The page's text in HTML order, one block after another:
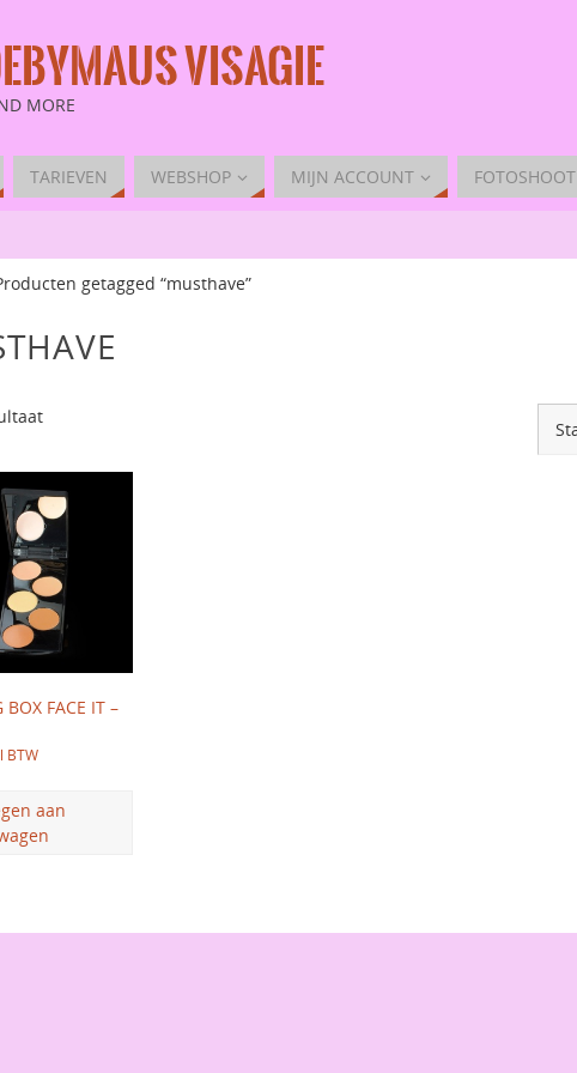
VISAGIE
MORE
TARIEVEN WEBSHOP MIJN ACCOUNT FOTOSHOOT
getagged “musthave”
BOX FACE IT –
BTW
aan